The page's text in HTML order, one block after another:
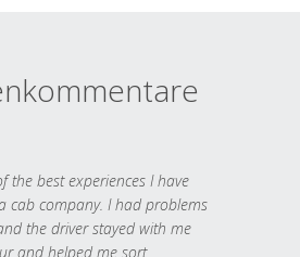
the best experiences I have
cab company. I had problems
the driver stayed with me
and helped me sort